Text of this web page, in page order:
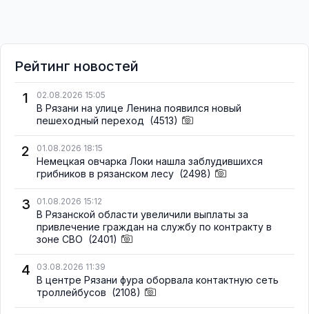
Рейтинг новостей
1
02.08.2026 15:05
В Рязани на улице Ленина появился новый
пешеходный переход (4513)
2 01.08.2026 18:15
Немецкая овчарка Локи нашла заблудившихся
грибников в рязанском лесу (2498)
3 01.08.2026 15:12
В Рязанской области увеличили выплаты за
привлечение граждан на службу по контракту в
зоне СВО (2401)
4 03.08.2026 11:39
В центре Рязани фура оборвала контактную сеть
троллейбусов (2108)